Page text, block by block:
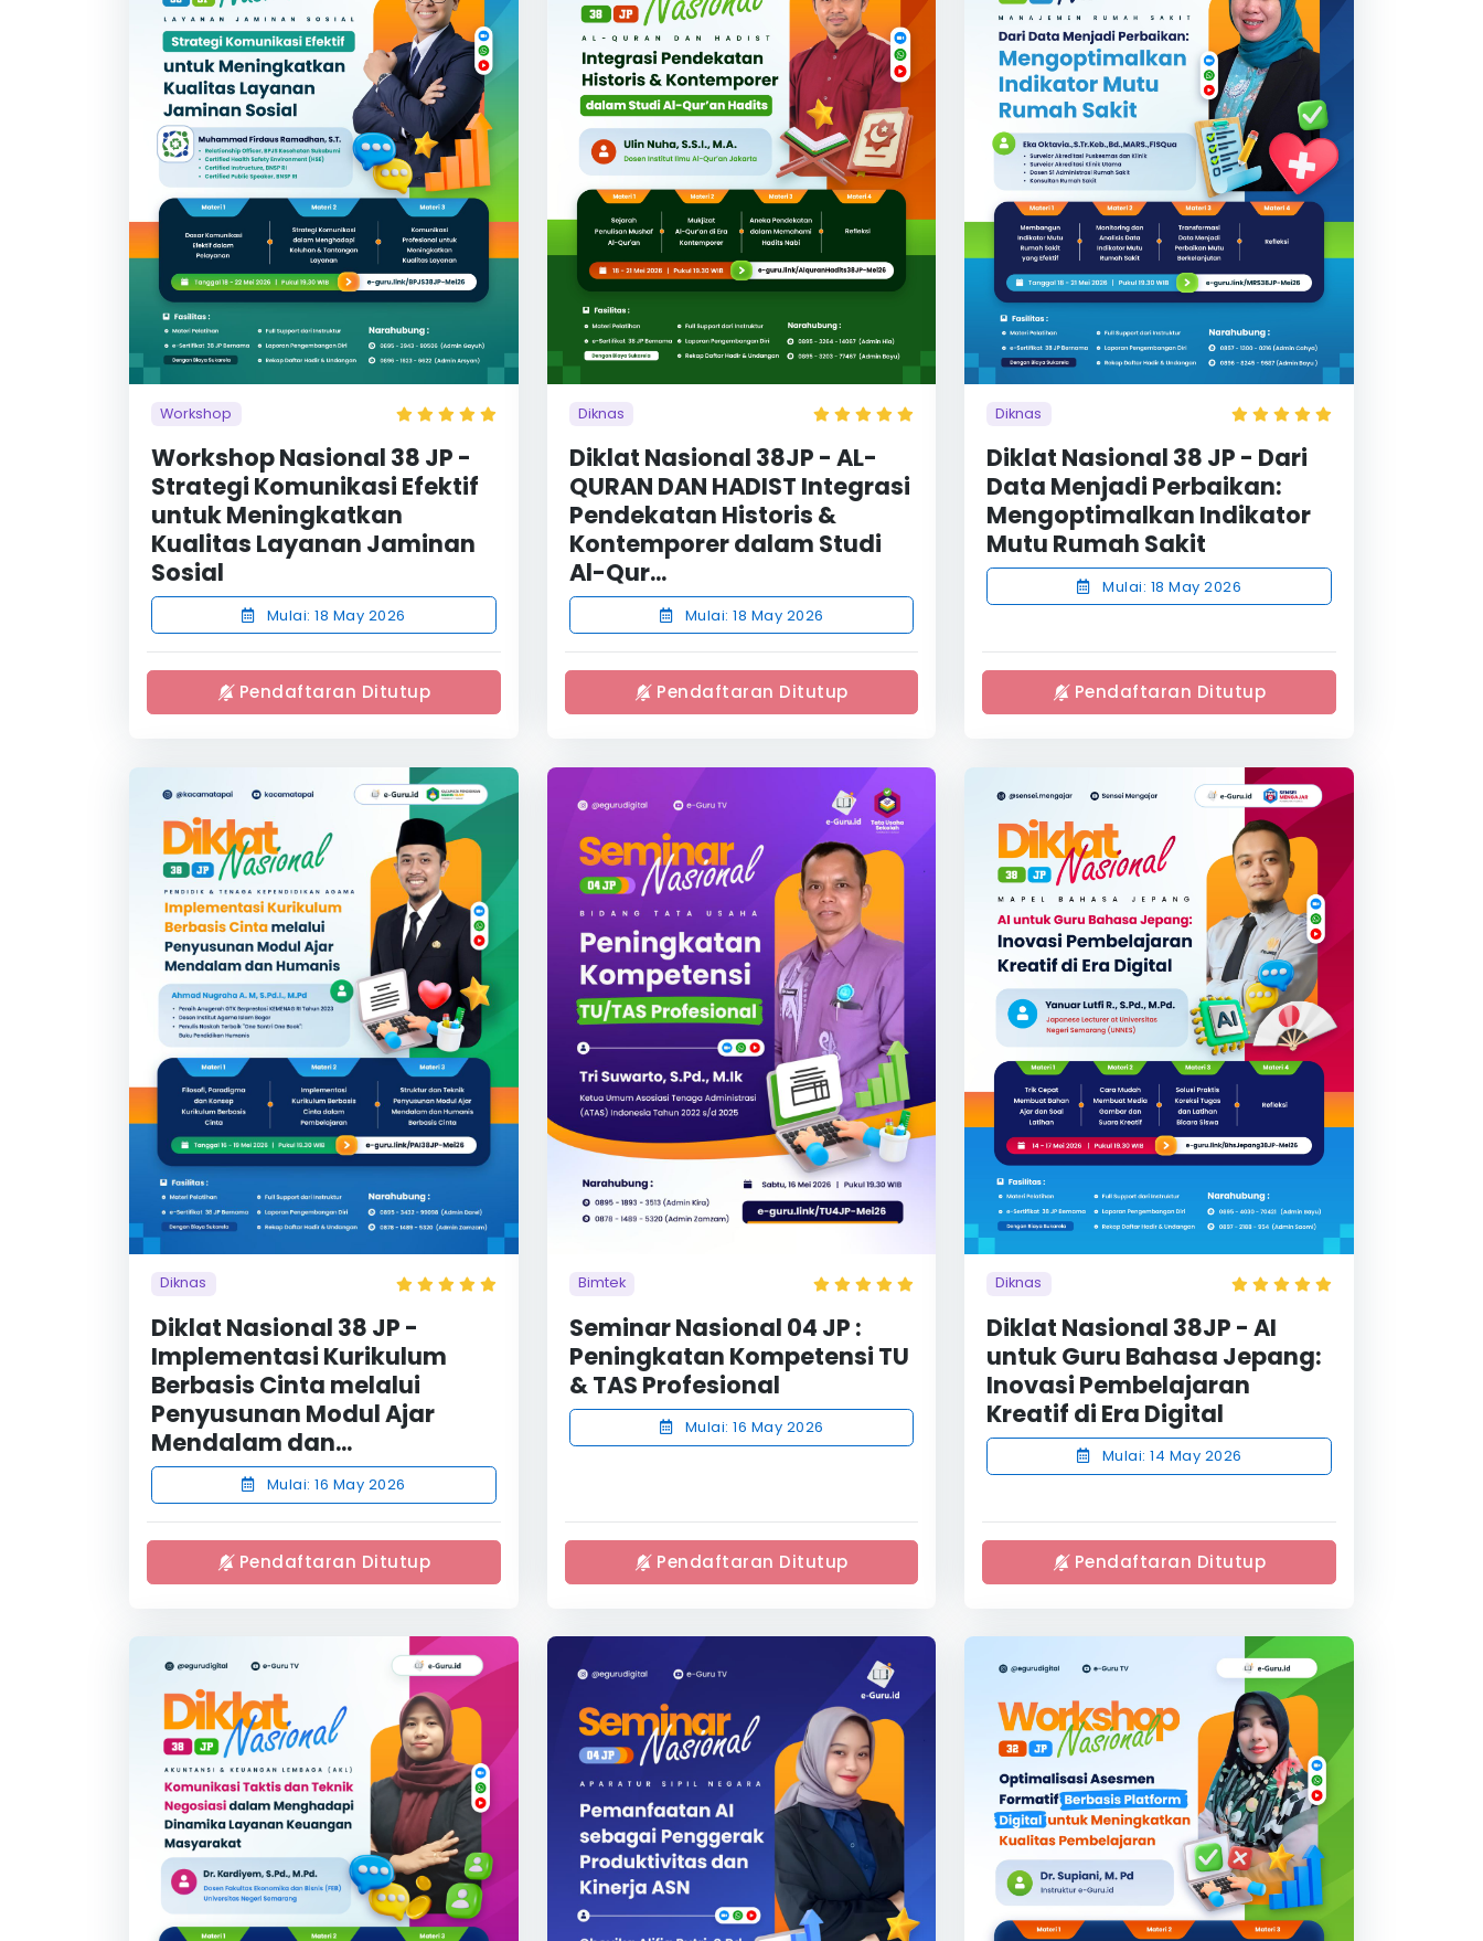
Workshop
Workshop Nasional 38 JP -
Strategi Komunikasi Efektif
untuk Meningkatkan
Kualitas Layanan Jaminan
Sosial
Mulai: 18 May 2026
Pendaftaran Ditutup
Diknas
Diklat Nasional 38JP - AL-
QURAN DAN HADIST Integrasi
Pendekatan Historis &
Kontemporer dalam Studi
Al-Qur...
Mulai: 18 May 2026
Pendaftaran Ditutup
Diknas
Diklat Nasional 38 JP - Dari
Data Menjadi Perbaikan:
Mengoptimalkan Indikator
Mutu Rumah Sakit
Mulai: 18 May 2026
Pendaftaran Ditutup
Diknas
Diklat Nasional 38 JP -
Implementasi Kurikulum
Berbasis Cinta melalui
Penyusunan Modul Ajar
Mendalam dan...
Mulai: 16 May 2026
Pendaftaran Ditutup
Bimtek
Seminar Nasional 04 JP :
Peningkatan Kompetensi TU
& TAS Profesional
Mulai: 16 May 2026
Pendaftaran Ditutup
Diknas
Diklat Nasional 38JP - AI
untuk Guru Bahasa Jepang:
Inovasi Pembelajaran
Kreatif di Era Digital
Mulai: 14 May 2026
Pendaftaran Ditutup